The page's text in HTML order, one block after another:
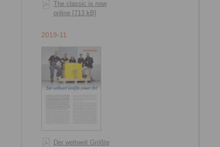
The classic is now
online [713 kB]
2019-11
Der weltweit Größte